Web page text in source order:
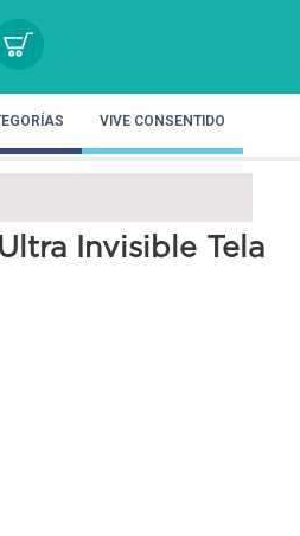
VIVE CONSENTIDO
Invisible Tela